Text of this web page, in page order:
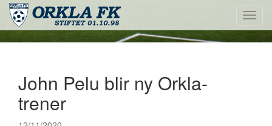
John Pelu blir ny Orkla-
trener